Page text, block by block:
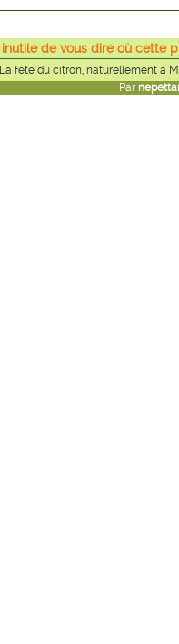
inutile de vous dire où cette
La fête du citron, naturellement à
Par